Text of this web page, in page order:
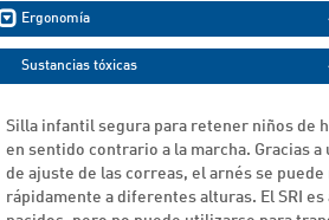
Ergonomía
Sustancias tóxicas
Silla infantil segura para retener niños de
en sentido contrario a la marcha. Gracias
de ajuste de las correas, el arnés se
rápidamente a diferentes alturas. El SRI